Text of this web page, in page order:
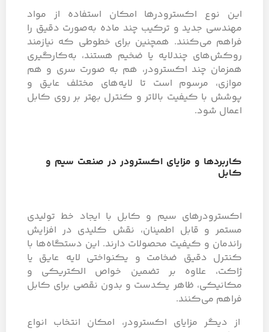
این نوع اکسترودرها امکان استفاده از مواد
مهندسی جدید و ترکیب چند ماده به‌صورت دقیق را
فراهم می‌کنند. همچنین برای خطوطی که نیازمند
روکش‌های چندلایه یا ضخیم هستند، به‌کارگیری
همزمان چند اکسترودر، هم به صورت سری و هم
موازی، مرسوم است تا لایه‌های مختلف عایق و
پوشش با کیفیت بالاتر و کنترل بهتر بر روی کابل
اعمال شود.
کاربردها و مزایای اکسترودر در صنعت سیم و
کابل
اکسترودرهای سیم و کابل با ایجاد خط تولیدی
مستمر و قابل اطمینان، نقش کلیدی در افزایش
راندمان و کیفیت محصولات دارند. این دستگاه‌ها با
کنترل دقیق ضخامت و یکنواختی لایه عایق یا
ژاکت، علاوه بر تضمین خواص الکتریکی و
مکانیکی، ظاهر یکدست و بدون نقصی برای کابل
فراهم می‌کنند.
از دیگر مزایای اکسترودر، امکان انتخاب انواع